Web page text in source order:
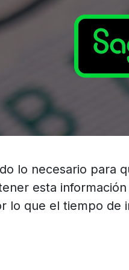
lo necesario para
esta
lo que el tiempo